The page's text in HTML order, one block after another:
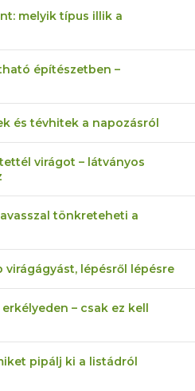
melyik típus illik a
építészetben –
és tévhitek a napozásról
virágot – látványos
tönkreteheti a
virágágyást, lépésről lépésre
– csak ez kell
pipálj ki a listádról